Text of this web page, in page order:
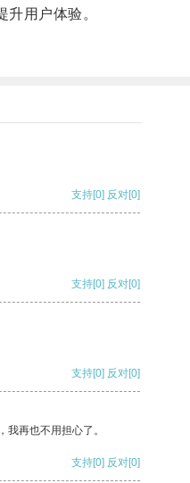
用户体验。
支持[0] 反对[0]
支持[0] 反对[0]
支持[0] 反对[0]
再也不用担心了。
支持[0] 反对[0]